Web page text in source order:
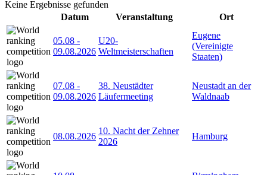
Keine Ergebnisse gefunden
Datum
Veranstaltung Ort
05.08 -
09.08.2026
U20-
Weltmeisterschaften
Eugene
(Vereinigte
Staaten)
07.08 -
09.08.2026
38. Neustädter
Läufermeeting
Neustadt an der
Waldnaab
08.08.2026
10. Nacht der Zehner
2026
Hamburg